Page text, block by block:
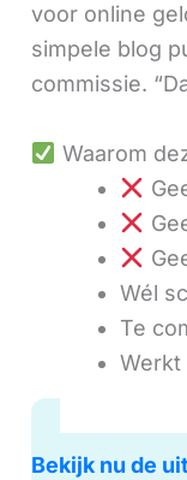
voor online
simpele blog
commissie.
Waarom
Wél
Te
Werkt
Bekijk nu de